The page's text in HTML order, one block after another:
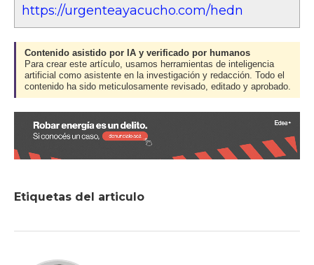
https://urgenteayacucho.com/hedn
Contenido asistido por IA y verificado por humanos
Para crear este artículo, usamos herramientas de inteligencia
artificial como asistente en la investigación y redacción. Todo el
contenido ha sido meticulosamente revisado, editado y aprobado.
Etiquetas del articulo